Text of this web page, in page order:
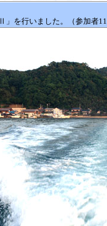
Ⅱ」を行いました。（参加者11